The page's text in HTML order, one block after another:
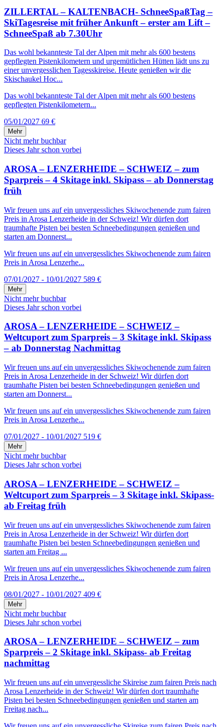
ZILLERTAL – KALTENBACH- SchneeSpaßTag –
SkiTagesreise mit früher Ankunft – erster am Lift –
SchneeSpaß ab 7.30Uhr
Das wohl bekannteste Tal der Alpen mit mehr als 600 bestens
gepflegten Pistenkilometern und urgemütlichen Hütten lädt uns zu
einer unvergesslichen Tagesskireise. Heute genießen wir die
Skischaukel Hoc...
Das wohl bekannteste Tal der Alpen mit mehr als 600 bestens
gepflegten Pistenkilometern...
05/01/2027 69 €
Mehr
Nicht mehr buchbar
Dieses Jahr schon vorbei
AROSA – LENZERHEIDE – SCHWEIZ – zum
Sparpreis – 4 Skitage inkl. Skipass – ab Donnerstag
früh
Wir freuen uns auf ein unvergessliches Skiwochenende zum fairen
Preis in Arosa Lenzerheide in der Schweiz! Wir dürfen dort
traumhafte Pisten bei besten Schneebedingungen genießen und
starten am Donnerst...
Wir freuen uns auf ein unvergessliches Skiwochenende zum fairen
Preis in Arosa Lenzerhe...
07/01/2027 - 10/01/2027 589 €
Mehr
Nicht mehr buchbar
Dieses Jahr schon vorbei
AROSA – LENZERHEIDE – SCHWEIZ –
Weltcuport zum Sparpreis – 3 Skitage inkl. Skipass
– ab Donnerstag Nachmittag
Wir freuen uns auf ein unvergessliches Skiwochenende zum fairen
Preis in Arosa Lenzerheide in der Schweiz! Wir dürfen dort
traumhafte Pisten bei besten Schneebedingungen genießen und
starten am Donnerst...
Wir freuen uns auf ein unvergessliches Skiwochenende zum fairen
Preis in Arosa Lenzerhe...
07/01/2027 - 10/01/2027 519 €
Mehr
Nicht mehr buchbar
Dieses Jahr schon vorbei
AROSA – LENZERHEIDE – SCHWEIZ –
Weltcuport zum Sparpreis – 3 Skitage inkl. Skipass-
ab Freitag früh
Wir freuen uns auf ein unvergessliches Skiwochenende zum fairen
Preis in Arosa Lenzerheide in der Schweiz! Wir dürfen dort
traumhafte Pisten bei besten Schneebedingungen genießen und
starten am Freitag ...
Wir freuen uns auf ein unvergessliches Skiwochenende zum fairen
Preis in Arosa Lenzerhe...
08/01/2027 - 10/01/2027 409 €
Mehr
Nicht mehr buchbar
Dieses Jahr schon vorbei
AROSA – LENZERHEIDE – SCHWEIZ – zum
Sparpreis – 2 Skitage inkl. Skipass- ab Freitag
nachmittag
Wir freuen uns auf ein unvergessliche Skireise zum fairen Preis nach
Arosa Lenzerheide in der Schweiz! Wir dürfen dort traumhafte
Pisten bei besten Schneebedingungen genießen und starten am
Freitag nach...